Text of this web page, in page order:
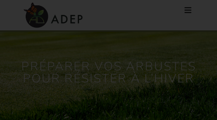
PRÉPARER VOS ARBUSTES
POUR RÉSISTER À L’HIVER